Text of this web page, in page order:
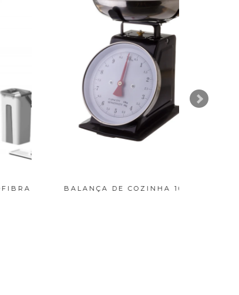
BALANÇA DE COZINHA 10KG